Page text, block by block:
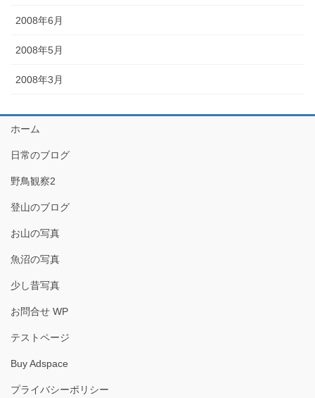
2008年6月
2008年5月
2008年3月
ホーム
日常のブログ
野鳥観察2
登山のブログ
お山の写真
魚沼の写真
少し昔写真
お問合せ WP
テストページ
Buy Adspace
プライバシーポリシー